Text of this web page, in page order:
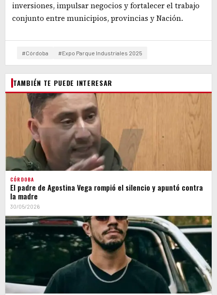
inversiones, impulsar negocios y fortalecer el trabajo
conjunto entre municipios, provincias y Nación.
#Córdoba #Expo Parque Industriales 2025
TAMBIÉN TE PUEDE INTERESAR
CÓRDOBA
El padre de Agostina Vega rompió el silencio y apuntó contra
la madre
30/05/2026